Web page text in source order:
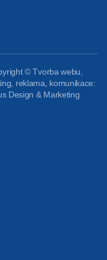
© Tvorba webu,
reklama, komunikace:
Design & Marketing